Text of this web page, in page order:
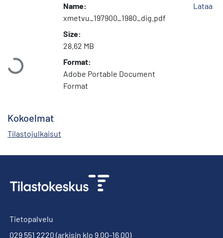
Ladataan...
Name:
xmetvu_197900_1980_dig.pdf
Size:
28.62 MB
Format:
Adobe Portable Document
Format
Lataa
Kokoelmat
Tilastojulkaisut
Tietopalvelu
029 551 2220 (arkisin klo 9.00-16.00)